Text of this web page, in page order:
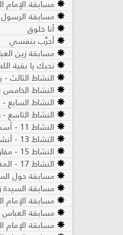
مسابقة الإمام
مسابقة الرسول
أنا خلوق
أجرِّب بنفسي
مسابقة زين
نحبك يا بقية
النشاط الثالث -
النشاط الخامس
النشاط السابع
النشاط التاسع -
النشاط 11 - أسماء المعصومين (عليهم السلام)
النشاط 13 - أنشد للإمام المهدي (عجل الله فرجه الشريف) - البراعم
النشاط 15 - مقاومتي - مرحلة البراعم
النشاط 17 - المعلّم الكبير - مرحلة البراعم
مسابقة حول
مسابقة السيدة
مسابقة الإمام
مسابقة العباس
مسابقة الإمام